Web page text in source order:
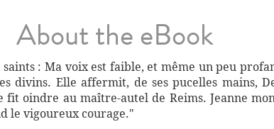
About the eBook
: Ma voix est faible, et même un peu
divins. Elle affermit, de ses pucelles mains,
oindre au maître-autel de Reims. Jeanne
le vigoureux courage."